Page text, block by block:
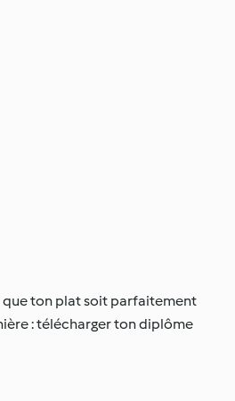
que ton plat soit parfaitement
: télécharger ton diplôme